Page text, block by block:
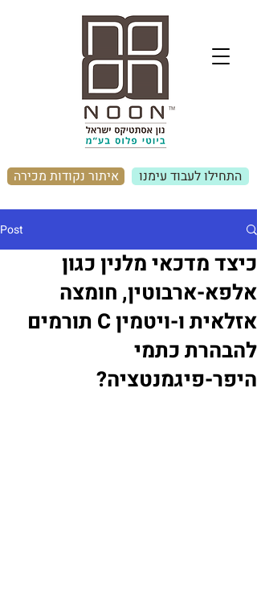
איתור נקודות מכירה התחילו לעבוד עימנו
Post
כיצד מדכאי מלנין כגון
אלפא-ארבוטין, חומצה
אזלאית ו-ויטמין C תורמים
להבהרת כתמי
היפר-פיגמנטציה?